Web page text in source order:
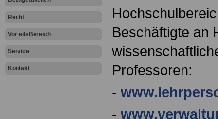
Recht
VorteilsBereich
Service
Kontakt
Beschäftigte an
Professoren:
-
-